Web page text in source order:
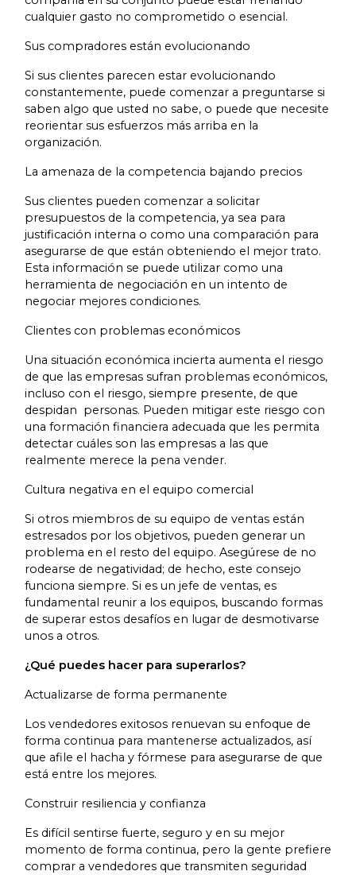
cualquier gasto no comprometido o esencial.
Sus compradores están evolucionando
Si sus clientes parecen estar evolucionando
constantemente, puede comenzar a preguntarse si
saben algo que usted no sabe, o puede que necesite
reorientar sus esfuerzos más arriba en la
organización.
La amenaza de la competencia bajando precios
Sus clientes pueden comenzar a solicitar
presupuestos de la competencia, ya sea para
justificación interna o como una comparación para
asegurarse de que están obteniendo el mejor trato.
Esta información se puede utilizar como una
herramienta de negociación en un intento de
negociar mejores condiciones.
Clientes con problemas económicos
Una situación económica incierta aumenta el riesgo
de que las empresas sufran problemas económicos,
incluso con el riesgo, siempre presente, de que
despidan personas. Pueden mitigar este riesgo con
una formación financiera adecuada que les permita
detectar cuáles son las empresas a las que
realmente merece la pena vender.
Cultura negativa en el equipo comercial
Si otros miembros de su equipo de ventas están
estresados ​​por los objetivos, pueden generar un
problema en el resto del equipo. Asegúrese de no
rodearse de negatividad; de hecho, este consejo
funciona siempre. Si es un jefe de ventas, es
fundamental reunir a los equipos, buscando formas
de superar estos desafíos en lugar de desmotivarse
unos a otros.
¿Qué puedes hacer para superarlos?
Actualizarse de forma permanente
Los vendedores exitosos renuevan su enfoque de
forma continua para mantenerse actualizados, así
que afile el hacha y fórmese para asegurarse de que
está entre los mejores.
Construir resiliencia y confianza
Es difícil sentirse fuerte, seguro y en su mejor
momento de forma continua, pero la gente prefiere
comprar a vendedores que transmiten seguridad